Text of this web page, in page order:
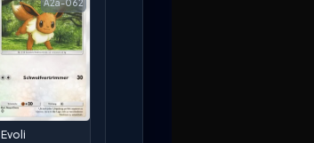
A2a-062
Evoli